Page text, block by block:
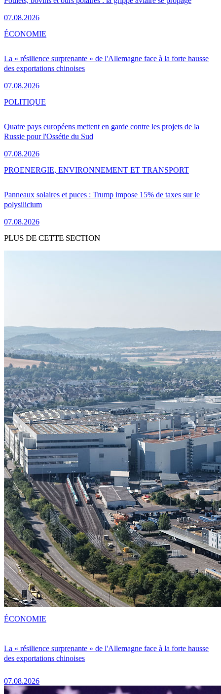
07.08.2026
La « résilience surprenante » de l'Allemagne face à la forte hausse
des exportations chinoises
07.08.2026
ÉCONOMIE
Quatre pays européens mettent en garde contre les projets de la
Russie pour l'Ossétie du Sud
07.08.2026
POLITIQUE
Panneaux solaires et puces : Trump impose 15% de taxes sur le
polysilicium
07.08.2026
PROENERGIE, ENVIRONNEMENT ET TRANSPORT
PLUS DE CETTE SECTION
La « résilience surprenante » de l'Allemagne face à la forte hausse
des exportations chinoises
07.08.2026
ÉCONOMIE